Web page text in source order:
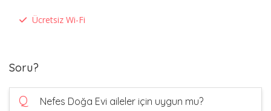
Ücretsiz Wi-Fi
Soru?
Q Nefes Doğa Evi aileler için uygun mu?